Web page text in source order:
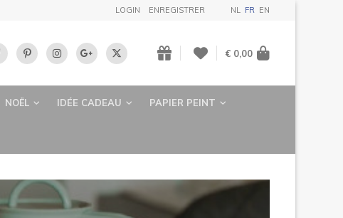
LOGIN ENREGISTRER NL FR EN
€ 0,00
NOËL IDÉE CADEAU PAPIER PEINT